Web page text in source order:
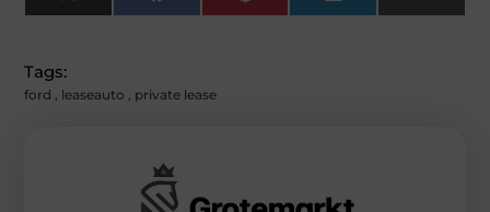
(Twitter)
Tags:
ford , leaseauto , private lease